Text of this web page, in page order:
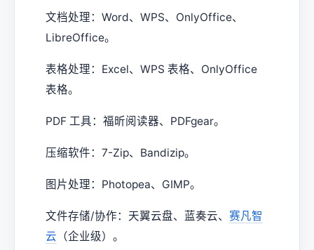
文档处理：Word、WPS、OnlyOffice、
LibreOffice。
表格处理：Excel、WPS 表格、OnlyOffice
表格。
PDF 工具：福昕阅读器、PDFgear。
压缩软件：7-Zip、Bandizip。
图片处理：Photopea、GIMP。
文件存储/协作：天翼云盘、蓝奏云、 赛凡智
云 （企业级）。